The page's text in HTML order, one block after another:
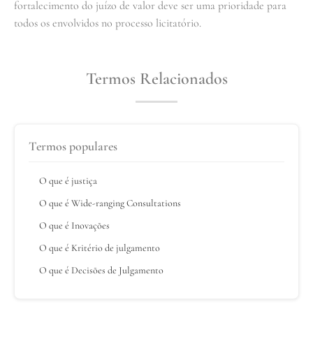
fortalecimento do juízo de valor deve ser uma prioridade para
todos os envolvidos no processo licitatório.
Termos Relacionados
Termos populares
O que é justiça
O que é Wide-ranging Consultations
O que é Inovações
O que é Kritério de julgamento
O que é Decisões de Julgamento